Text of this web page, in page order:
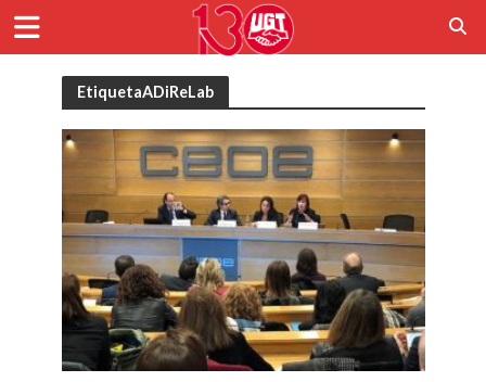
EtiquetaADiReLab